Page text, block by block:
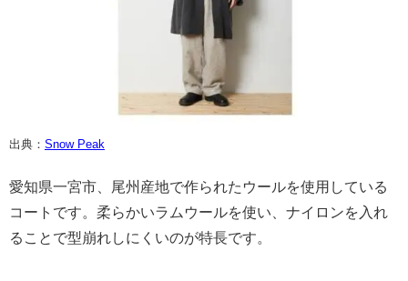
出典： Snow Peak
愛知県一宮市、尾州産地で作られたウールを使用している
コートです。柔らかいラムウールを使い、ナイロンを入れ
ることで型崩れしにくいのが特長です。